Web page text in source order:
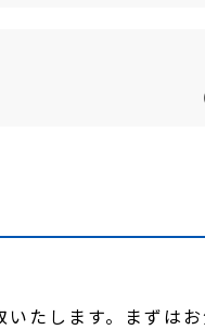
たします。まずは